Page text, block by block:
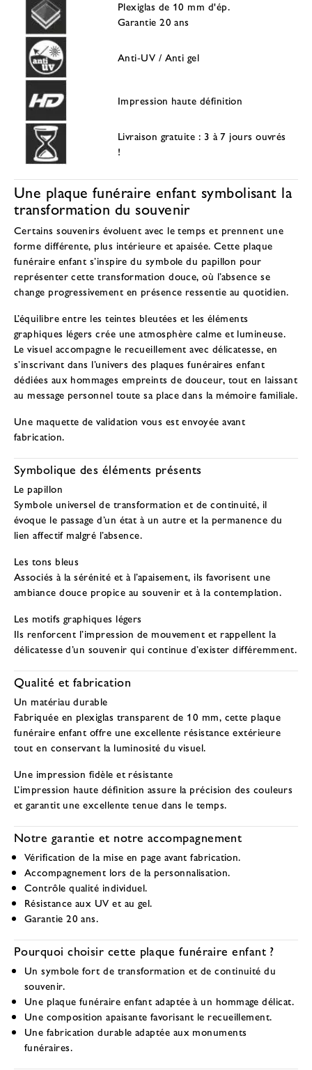
Plexiglas de 10 mm d'ép.
Garantie 20 ans
Anti-UV / Anti gel
Impression haute définition
Livraison gratuite : 3 à 7 jours ouvrés
!
Une plaque funéraire enfant symbolisant la
transformation du souvenir
Certains souvenirs évoluent avec le temps et prennent une
forme différente, plus intérieure et apaisée. Cette plaque
funéraire enfant s’inspire du symbole du papillon pour
représenter cette transformation douce, où l’absence se
change progressivement en présence ressentie au quotidien.
L’équilibre entre les teintes bleutées et les éléments
graphiques légers crée une atmosphère calme et lumineuse.
Le visuel accompagne le recueillement avec délicatesse, en
s’inscrivant dans l’univers des plaques funéraires enfant
dédiées aux hommages empreints de douceur, tout en laissant
au message personnel toute sa place dans la mémoire familiale.
Une maquette de validation vous est envoyée avant
fabrication.
Symbolique des éléments présents
Le papillon
Symbole universel de transformation et de continuité, il
évoque le passage d’un état à un autre et la permanence du
lien affectif malgré l’absence.
Les tons bleus
Associés à la sérénité et à l’apaisement, ils favorisent une
ambiance douce propice au souvenir et à la contemplation.
Les motifs graphiques légers
Ils renforcent l’impression de mouvement et rappellent la
délicatesse d’un souvenir qui continue d’exister différemment.
Qualité et fabrication
Un matériau durable
Fabriquée en plexiglas transparent de 10 mm, cette plaque
funéraire enfant offre une excellente résistance extérieure
tout en conservant la luminosité du visuel.
Une impression fidèle et résistante
L’impression haute définition assure la précision des couleurs
et garantit une excellente tenue dans le temps.
Notre garantie et notre accompagnement
Vérification de la mise en page avant fabrication.
Accompagnement lors de la personnalisation.
Contrôle qualité individuel.
Résistance aux UV et au gel.
Garantie 20 ans.
Pourquoi choisir cette plaque funéraire enfant ?
Un symbole fort de transformation et de continuité du
souvenir.
Une plaque funéraire enfant adaptée à un hommage délicat.
Une composition apaisante favorisant le recueillement.
Une fabrication durable adaptée aux monuments
funéraires.